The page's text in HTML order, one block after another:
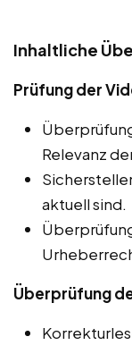
Inhaltliche
Prüfung der
Relevanz
aktuell sind.
Überprüfung